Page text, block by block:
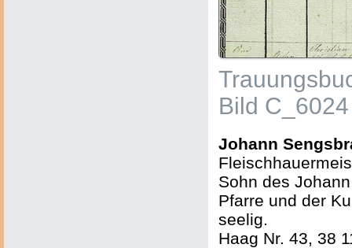
Bild C_6024
Johann
Sohn des
Pfarre und der
seelig.
Haag Nr. 43, 38